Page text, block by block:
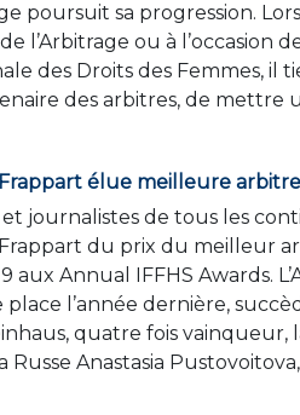
poursuit sa progression.
l’Arbitrage ou à l’occasion
des Droits des Femmes, il
des arbitres, de mettre
élue meilleure arbitre
journalistes de tous les
du prix du meilleur
aux Annual IFFHS Awards.
place l’année dernière,
quatre fois vainqueur,
Russe Anastasia